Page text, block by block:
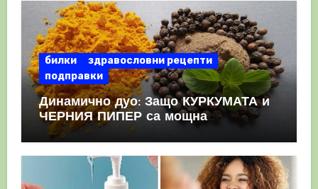
билки
здравословни рецепти
подправки
Динамично дуо: Защо КУРКУМАТА и
ЧЕРНИЯ ПИПЕР са мощна
комбинация